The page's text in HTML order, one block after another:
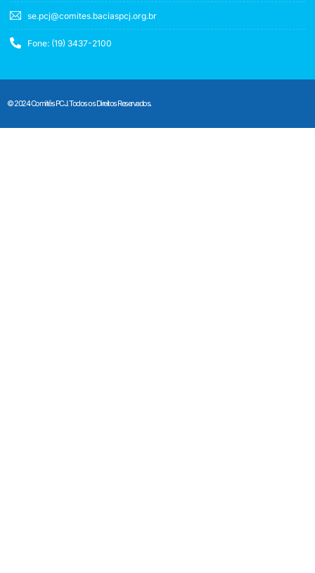
se.pcj@comites.baciaspcj.org.br
Fone: (19) 3437-2100
© 2024 Comitês PCJ. Todos os Direitos Reservados.